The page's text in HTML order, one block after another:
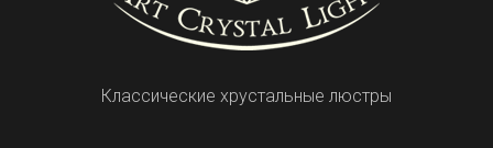
Классические хрустальные люстры